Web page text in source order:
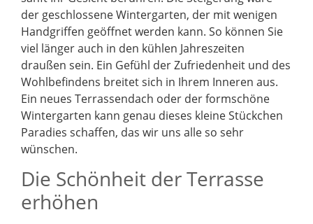
der geschlossene Wintergarten, der mit wenigen
Handgriffen geöffnet werden kann. So können Sie
viel länger auch in den kühlen Jahreszeiten
draußen sein. Ein Gefühl der Zufriedenheit und des
Wohlbefindens breitet sich in Ihrem Inneren aus.
Ein neues Terrassendach oder der formschöne
Wintergarten kann genau dieses kleine Stückchen
Paradies schaffen, das wir uns alle so sehr
wünschen.
Die Schönheit der Terrasse
erhöhen